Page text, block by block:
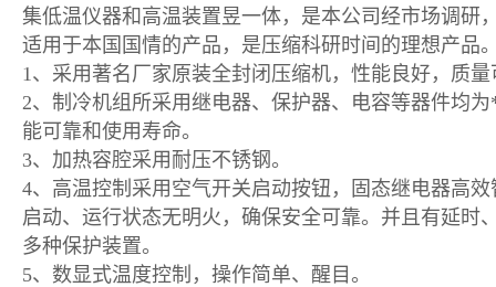
集低温仪器和高温装置昱一体，是本公司经市场调研
适用于本国国情的产品，是压缩科研时间的理想产品
1、采用著名厂家原装全封闭压缩机，性能良好，质量
2、制冷机组所采用继电器、保护器、电容等器件均
能可靠和使用寿命。
3、加热容腔采用耐压不锈钢。
4、高温控制采用空气开关启动按钮，固态继电器高
启动、运行状态无明火，确保安全可靠。并且有延时
多种保护装置。
5、数显式温度控制，操作简单、醒目。